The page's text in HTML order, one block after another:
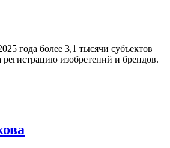
года более 3,1 тысячи субъектов
изобретений и брендов.